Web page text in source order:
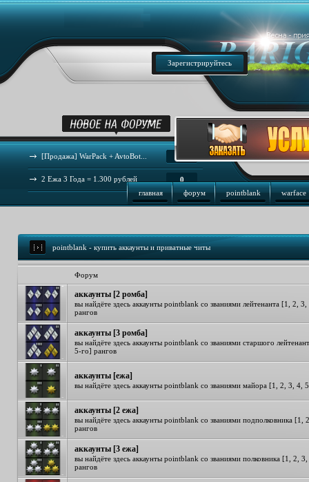
Зарегистрируйтесь
44
[Продажа] WarPack + AvtoBot...
0
2 Ежа 3 Года = 1.300 рублей
главная
форум pointblank warface
pointblank - купить аккаунты и приватные читы
Форум
аккаунты [2 ромба]
вы найдёте здесь аккаунты pointblank со званиями лейтенанта [1, 2,
рангов
аккаунты [3 ромба]
вы найдёте здесь аккаунты pointblank со званиями старшого
5-го] рангов
аккаунты [ежа]
вы найдёте здесь аккаунты pointblank со званиями майора [1, 2, 3, 4,
аккаунты [2 ежа]
вы найдёте здесь аккаунты pointblank со званиями подполковника [1,
рангов
аккаунты [3 ежа]
вы найдёте здесь аккаунты pointblank со званиями полковника [1, 2,
рангов